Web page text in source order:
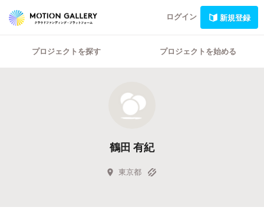
ログイン 新規登録
プロジェクトを探す プロジェクトを始める
鶴田 有紀
東京都